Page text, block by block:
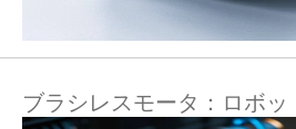
ブラシレスモータ：ロボ